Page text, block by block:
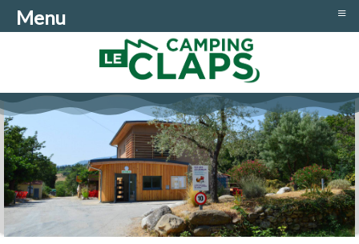
Menu ≡